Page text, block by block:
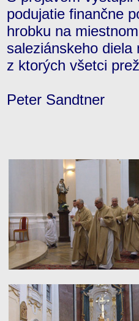
podujatie finančne
hrobku na
saleziánskeho
z ktorých všetci
Peter Sandtner